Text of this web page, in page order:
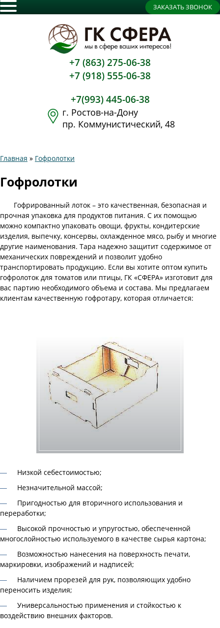
ЗАКАЗАТЬ ЗВОНОК
+7 (863) 275-06-38
+7 (918) 555-06-38
+7(993) 445-06-38
г. Ростов-на-Дону
пр. Коммунистический, 48
Главная » Гофролотки
Гофролотки
Гофрированный лоток – это качественная, безопасная и
прочная упаковка для продуктов питания. С их помощью
можно компактно упаковать овощи, фрукты, кондитерские
изделия, выпечку, консервы, охлажденное мясо, рыбу и многие
другие наименования. Тара надежно защитит содержимое от
механических повреждений и позволит удобно
транспортировать продукцию. Если вы хотите оптом купить
гофролоток для томатов или птицы, ГК «СФЕРА» изготовит для
вас партию необходимого объема и состава. Мы предлагаем
клиентам качественную гофротару, которая отличается:
Низкой себестоимостью;
Незначительной массой;
Пригодностью для вторичного использования и
переработки;
Высокой прочностью и упругостью, обеспеченной
многослойностью используемого в качестве сырья картона;
Возможностью нанесения на поверхность печати,
маркировки, изображений и надписей;
Наличием прорезей для рук, позволяющих удобно
переносить изделия;
Универсальностью применения и стойкостью к
воздействию внешних факторов.